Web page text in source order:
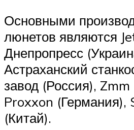
Основными
люнетов являются
Днепропресс
Астраханский
завод (Россия), Zmm
Proxxon (Германия),
(Китай).